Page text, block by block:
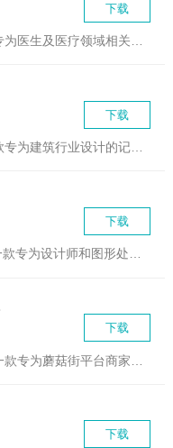
下载
医通办手机版是一款专为医生及医疗领域相关人员设计的电子注册与...
下载
工地记工免费版是一款专为建筑行业设计的记录与管理工具，旨在帮...
下载
CDR文件看图app是一款专为设计师和图形处理爱好者打造的C...
下载
下载